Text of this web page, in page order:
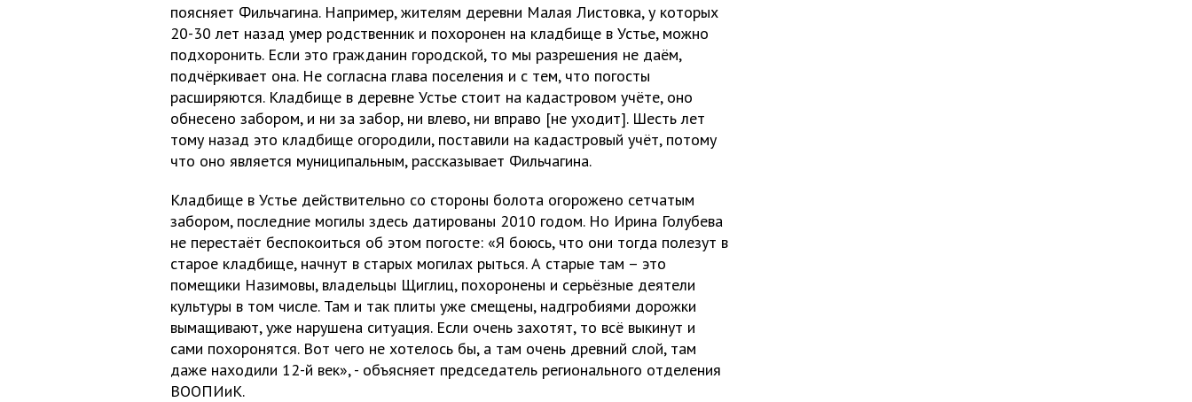
поясняет Фильчагина. Например, жителям деревни Малая Листовка, у которых
20-30 лет назад умер родственник и похоронен на кладбище в Устье, можно
подхоронить. Если это гражданин городской, то мы разрешения не даём,
подчёркивает она. Не согласна глава поселения и с тем, что погосты
расширяются. Кладбище в деревне Устье стоит на кадастровом учёте, оно
обнесено забором, и ни за забор, ни влево, ни вправо [не уходит]. Шесть лет
тому назад это кладбище огородили, поставили на кадастровый учёт, потому
что оно является муниципальным, рассказывает Фильчагина.
Кладбище в Устье действительно со стороны болота огорожено сетчатым
забором, последние могилы здесь датированы 2010 годом. Но Ирина Голубева
не перестаёт беспокоиться об этом погосте: «Я боюсь, что они тогда полезут в
старое кладбище, начнут в старых могилах рыться. А старые там – это
помещики Назимовы, владельцы Щиглиц, похоронены и серьёзные деятели
культуры в том числе. Там и так плиты уже смещены, надгробиями дорожки
вымащивают, уже нарушена ситуация. Если очень захотят, то всё выкинут и
сами похоронятся. Вот чего не хотелось бы, а там очень древний слой, там
даже находили 12-й век», - объясняет председатель регионального отделения
ВООПИиК.